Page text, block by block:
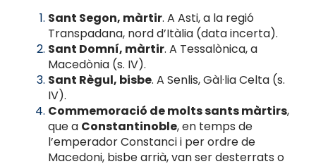
Sant Segon, màrtir. A Asti, a la regió
Transpadana, nord d’Itàlia (data incerta).
Sant Domní, màrtir. A Tessalònica, a
Macedònia (s. IV).
Sant Règul, bisbe. A Senlis, Gàl·lia Celta (s.
IV).
Commemoració de molts sants màrtirs,
que a Constantinoble, en temps de
l’emperador Constanci i per ordre de
Macedoni, bisbe arrià, van ser desterrats o